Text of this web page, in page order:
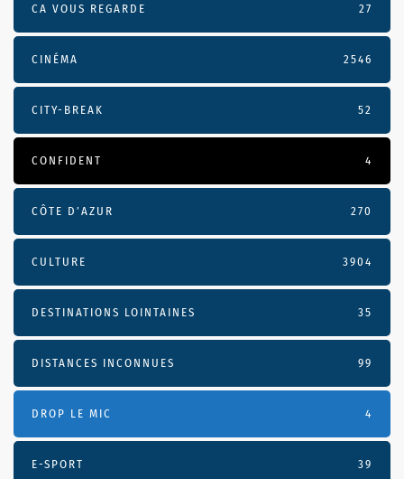
CA VOUS REGARDE 27
CINÉMA 2546
CITY-BREAK 52
CONFIDENT 4
CÔTE D’AZUR 270
CULTURE 3904
DESTINATIONS LOINTAINES 35
DISTANCES INCONNUES 99
DROP LE MIC 4
E-SPORT 39